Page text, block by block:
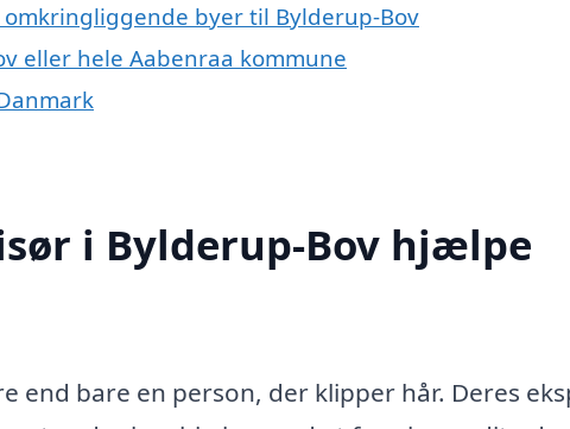
byer til Bylderup-Bov
eller hele Aabenraa kommune
i Bylderup-Bov hjælpe
end bare en person, der klipper hår. Deres